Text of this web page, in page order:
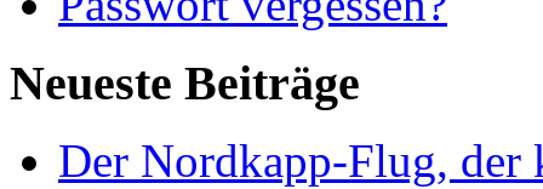
Neueste Beiträge
Der Nordkapp-Flug, der